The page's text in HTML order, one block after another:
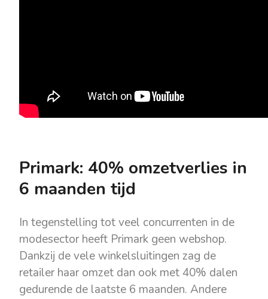
Primark: 40% omzetverlies in
6 maanden tijd
In tegenstelling tot veel concurrenten in de
modesector heeft Primark geen webshop.
Dankzij de vele winkelsluitingen zag de
retailer haar omzet dan ook met 40% dalen
gedurende de laatste 6 maanden. Andere